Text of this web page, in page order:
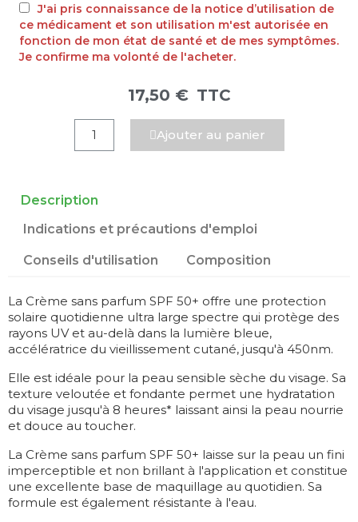
J'ai pris connaissance de la notice d’utilisation de
ce médicament et son utilisation m'est autorisée en
fonction de mon état de santé et de mes symptômes.
Je confirme ma volonté de l'acheter.
17,50 € TTC
Ajouter au panier
Description
Indications et précautions d'emploi
Conseils d'utilisation Composition
La Crème sans parfum SPF 50+ offre une protection
solaire quotidienne ultra large spectre qui protège des
rayons UV et au-delà dans la lumière bleue,
accélératrice du vieillissement cutané, jusqu'à 450nm.
Elle est idéale pour la peau sensible sèche du visage. Sa
texture veloutée et fondante permet une hydratation
du visage jusqu'à 8 heures* laissant ainsi la peau nourrie
et douce au toucher.
La Crème sans parfum SPF 50+ laisse sur la peau un fini
imperceptible et non brillant à l'application et constitue
une excellente base de maquillage au quotidien. Sa
formule est également résistante à l'eau.